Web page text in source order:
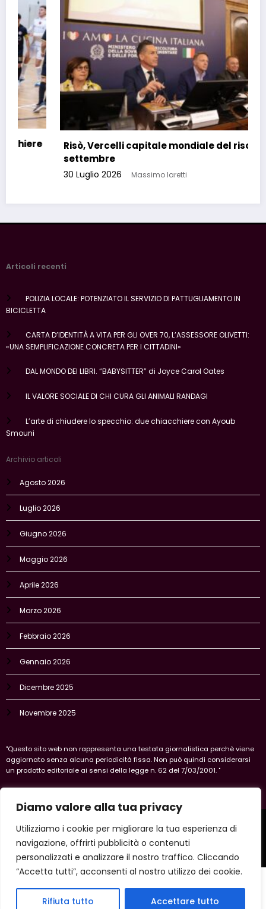
Diamo valore alla tua privacy
Utilizziamo i cookie per migliorare la tua esperienza di
navigazione, offrirti pubblicità o contenuti
personalizzati e analizzare il nostro traffico. Cliccando
“Accetta tutti”, acconsenti al nostro utilizzo dei cookie.
Rifiuta tutto Accettare tutto
Risò, Vercelli capitale mondiale del riso a
settembre
30 Luglio 2026 Massimo Iaretti
Articoli recenti
POLIZIA LOCALE: POTENZIATO IL SERVIZIO DI PATTUGLIAMENTO IN
BICICLETTA
CARTA D’IDENTITÀ A VITA PER GLI OVER 70, L’ASSESSORE OLIVETTI:
«UNA SEMPLIFICAZIONE CONCRETA PER I CITTADINI»
DAL MONDO DEI LIBRI. “BABYSITTER” di Joyce Carol Oates
IL VALORE SOCIALE DI CHI CURA GLI ANIMALI RANDAGI
L’arte di chiudere lo specchio: due chiacchiere con Ayoub
Smouni
Archivio articoli
Agosto 2026
Luglio 2026
Giugno 2026
Maggio 2026
Aprile 2026
Marzo 2026
Febbraio 2026
Gennaio 2026
Dicembre 2025
Novembre 2025
"Questo sito web non rappresenta una testata giornalistica perchè viene
aggiornato senza alcuna periodicità fissa. Non può quindi considerarsi
un prodotto editoriale ai sensi della legge n. 62 del 7/03/2001. "
Vercelli
Copyright 2026 IlVercellese | Powered By